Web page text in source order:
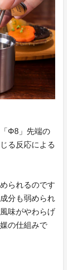
Φ8」先端の
る反応による
られるのです
分も弱められ
味がやわらげ
の仕組みで